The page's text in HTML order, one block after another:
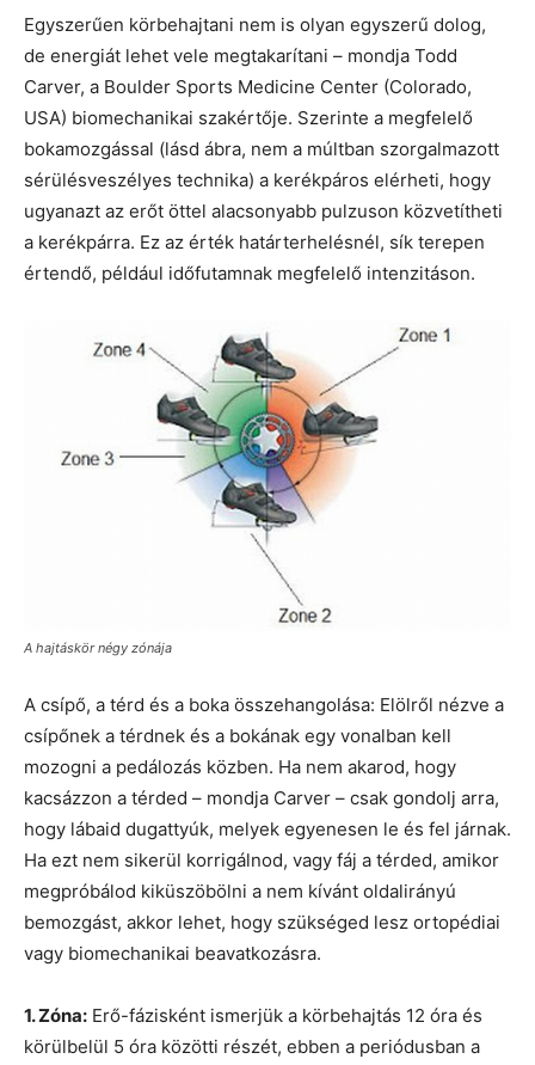
Egyszerűen körbehajtani nem is olyan egyszerű dolog,
de energiát lehet vele megtakarítani – mondja Todd
Carver, a Boulder Sports Medicine Center (Colorado,
USA) biomechanikai szakértője. Szerinte a megfelelő
bokamozgással (lásd ábra, nem a múltban szorgalmazott
sérülésveszélyes technika) a kerékpáros elérheti, hogy
ugyanazt az erőt öttel alacsonyabb pulzuson közvetítheti
a kerékpárra. Ez az érték határterhelésnél, sík terepen
értendő, például időfutamnak megfelelő intenzitáson.
A hajtáskör négy zónája
A csípő, a térd és a boka összehangolása: Elölről nézve a
csípőnek a térdnek és a bokának egy vonalban kell
mozogni a pedálozás közben. Ha nem akarod, hogy
kacsázzon a térded – mondja Carver – csak gondolj arra,
hogy lábaid dugattyúk, melyek egyenesen le és fel járnak.
Ha ezt nem sikerül korrigálnod, vagy fáj a térded, amikor
megpróbálod kiküszöbölni a nem kívánt oldalirányú
bemozgást, akkor lehet, hogy szükséged lesz ortopédiai
vagy biomechanikai beavatkozásra.
1. Zóna: Erő-fázisként ismerjük a körbehajtás 12 óra és
körülbelül 5 óra közötti részét, ebben a periódusban a